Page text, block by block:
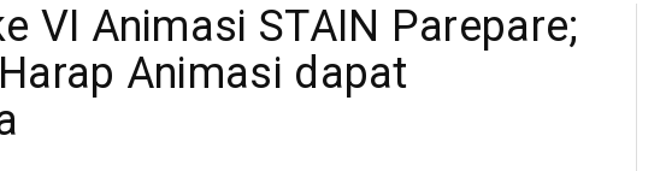
VI Animasi STAIN Parepare;
Animasi dapat